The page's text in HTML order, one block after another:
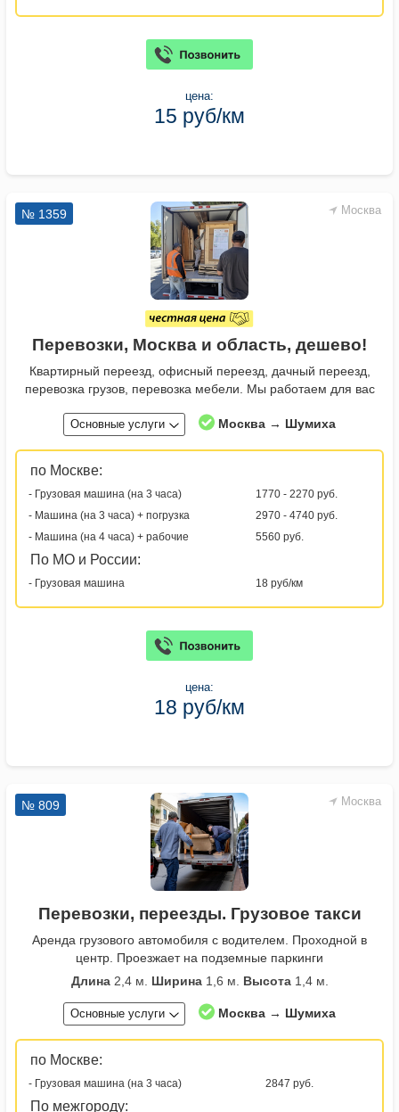
цена:
15 руб/км
Москва
№ 1359
Перевозки, Москва и область, дешево!
Квартирный переезд, офисный переезд, дачный переезд,
перевозка грузов, перевозка мебели. Мы работаем для вас
Основные услуги Москва → Шумиха
по Москве:
- Грузовая машина (на 3 часа)
1770 - 2270 руб.
- Машина (на 3 часа) + погрузка
2970 - 4740 руб.
- Машина (на 4 часа) + рабочие
5560 руб.
По МО и России:
- Грузовая машина 18 руб/км
цена:
18 руб/км
Москва
№ 809
Перевозки, переезды. Грузовое такси
Аренда грузового автомобиля с водителем. Проходной в
центр. Проезжает на подземные паркинги
Длина2,4 м. Ширина1,6 м. Высота1,4 м.
Основные услуги Москва → Шумиха
по Москве:
- Грузовая машина (на 3 часа) 2847 руб.
По межгороду: